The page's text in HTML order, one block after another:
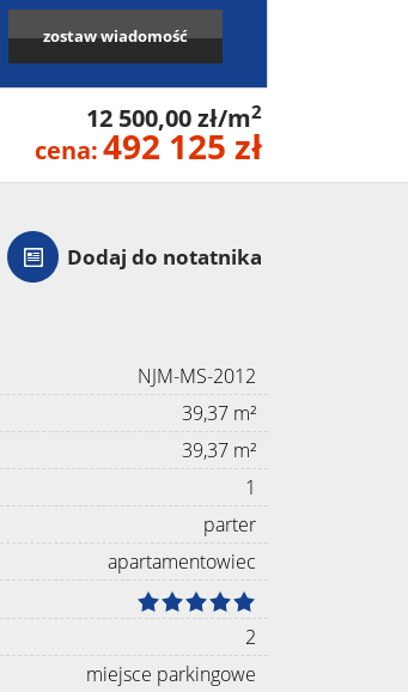
zostaw wiadomość
12 500,00 zł/m2
cena:492 125 zł
Dodaj do notatnika
NJM-MS-2012
39,37 m²
39,37 m²
1
parter
apartamentowiec
2
miejsce parkingowe